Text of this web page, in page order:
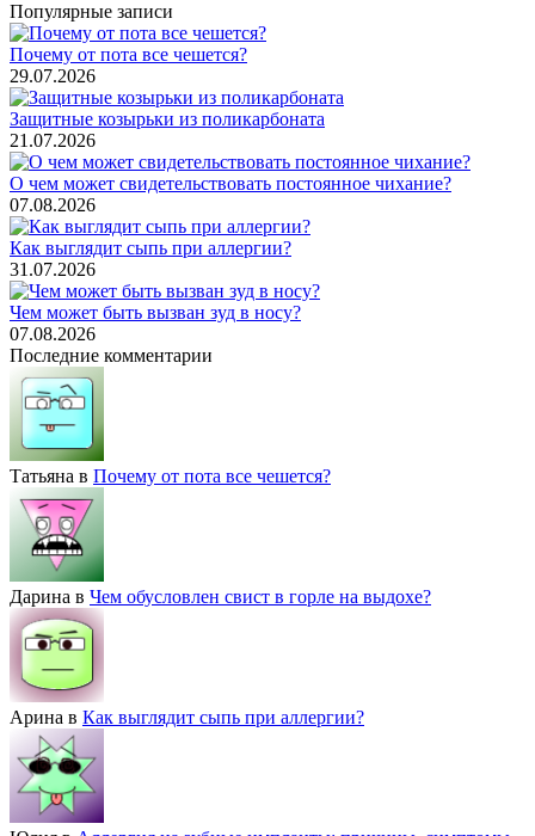
Популярные записи
Почему от пота все чешется?
29.07.2026
Защитные козырьки из поликарбоната
21.07.2026
О чем может свидетельствовать постоянное чихание?
07.08.2026
Как выглядит сыпь при аллергии?
31.07.2026
Чем может быть вызван зуд в носу?
07.08.2026
Последние комментарии
Татьяна в Почему от пота все чешется?
Дарина в Чем обусловлен свист в горле на выдохе?
Арина в Как выглядит сыпь при аллергии?